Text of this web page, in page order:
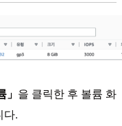
」 을 클릭한 후 볼륨 화
다.